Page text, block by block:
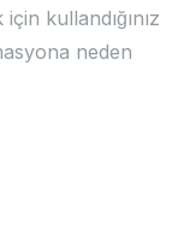
kullandığınız
neden